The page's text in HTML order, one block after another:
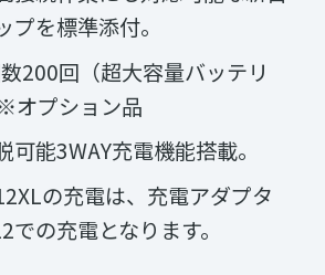
プを標準添付。
200回（超大容量バッテリ
オプション品
可能3WAY充電機能搭載。
の充電は、充電アダプタ
の充電となります。